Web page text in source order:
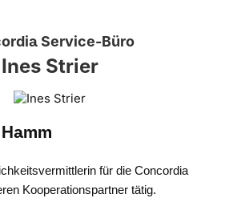
Service-Büro
Ines Strier
für die Concordia
Kooperationspartner tätig.